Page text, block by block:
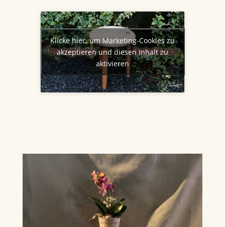
Klicke hier, um Marketing-Cookies zu
akzeptieren und diesen Inhalt zu
aktivieren